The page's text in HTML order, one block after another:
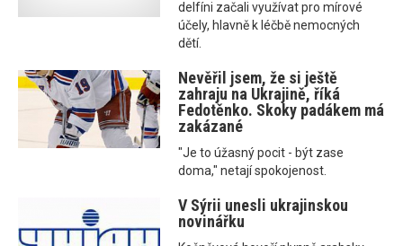
delfíni začali využívat pro mírové
účely, hlavně k léčbě nemocných
dětí.
Nevěřil jsem, že si ještě
zahraju na Ukrajině, říká
Fedotěnko. Skoky padákem má
zakázané
"Je to úžasný pocit - být zase
doma," netají spokojenost.
V Sýrii unesli ukrajinskou
novinářku